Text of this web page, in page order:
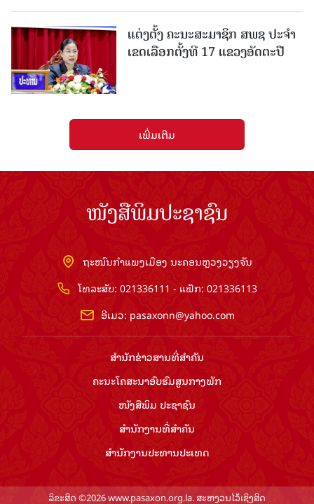
ແຕ່ງຕັ້ງ ຄະນະສະມາຊິກ ສພຊ ປະຈຳ
ເຂດເລືອກຕັ້ງທີ 17 ແຂວງອັດຕະປື
ເພີ່ມເຕີມ
ໜັງສືພິມປະຊາຊົນ
ຖະໜົນກຳແພງເມືອງ ນະຄອນຫຼວງວຽງຈັນ
ໂທລະສັບ: 021336111 - ແຟັກ: 021336113
ອີເມວ: pasaxonn@yahoo.com
ສຳ​ນັກ​ຂ່າວ​ສານ​ທີ່​ສຳ​ຄັນ​
ຄະນະໂຄສະນາອົບຮົມ​ສູນ​ກາງ​ພັກ
ໜັງສືພິມ ປະ​ຊາ​ຊົນ
ສຳ​ນັກ​ງານ​ທີ່​ສຳ​ຄັນ
ສຳ​ນັກ​ງານ​ປະ​ທານ​ປະ​ເທດ
ລິຂະສິດ ©2026 www.pasaxon.org.la. ສະຫງວນໄວ້ເຊິງສິດ